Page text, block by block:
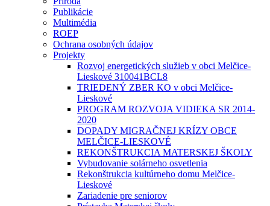
Publikácie
Multimédia
ROEP
Ochrana osobných údajov
Projekty
Rozvoj energetických služieb v obci Melčice-
Lieskové 310041BCL8
TRIEDENÝ ZBER KO v obci Melčice-
Lieskové
PROGRAM ROZVOJA VIDIEKA SR 2014-
2020
DOPADY MIGRAČNEJ KRÍZY OBCE
MELČICE-LIESKOVÉ
REKONŠTRUKCIA MATERSKEJ ŠKOLY
Vybudovanie solárneho osvetlenia
Rekonštrukcia kultúrneho domu Melčice-
Lieskové
Zariadenie pre seniorov